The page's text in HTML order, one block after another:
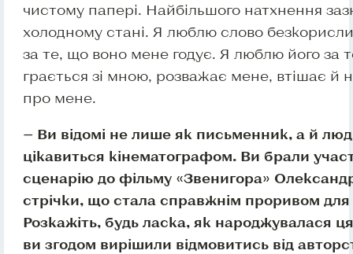
чистому папері. Найбільшого натхнення
холодному стані. Я люблю слово
за те, що воно мене годує. Я люблю його за
грається зі мною, розважає мене, втішає й
про мене.
— Ви відомі не лише як письменник, а й
цікавиться кінематографом. Ви брали
сценарію до фільму «Звенигора»
стрічки, що стала справжнім проривом для
Розкажіть, будь ласка, як народжувалася
ви згодом вирішили відмовитись від